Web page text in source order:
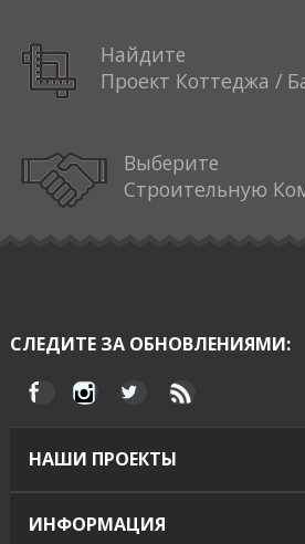
Найдите
Проект Коттеджа /
Выберите
Строительную
СЛЕДИТЕ ЗА ОБНОВЛЕНИЯМИ:
НАШИ ПРОЕКТЫ
ИНФОРМАЦИЯ